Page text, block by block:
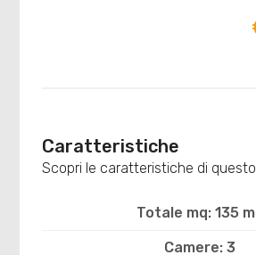
Caratteristiche
Scopri le caratteristiche di
Totale mq: 135
Camere: 3